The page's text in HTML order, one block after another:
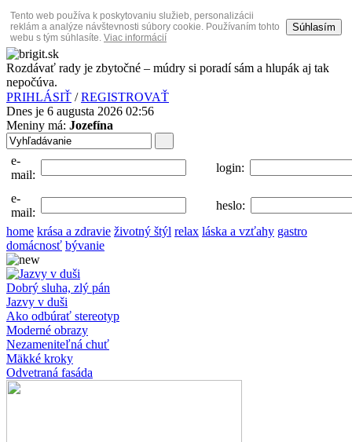
Tento web používa k poskytovaniu služieb, personalizácii
reklám a analýze návštevnosti súbory cookie. Používaním tohto
webu s tým súhlasíte. Viac informácií
Súhlasím
Rozdávať rady je zbytočné – múdry si poradí sám a hlupák aj tak
nepočúva.
PRIHLÁSIŤ /REGISTROVAŤ
Dnes je 6 augusta 2026 02:56
Meniny má: Jozefína
e-
mail:
login:
e-
mail:
heslo:
home krása a zdravie životný štýl relax láska a vzťahy gastro
domácnosť bývanie
Dobrý sluha, zlý pán
Jazvy v duši
Ako odbúrať stereotyp
Moderné obrazy
Nezameniteľná chuť
Mäkké kroky
Odvetraná fasáda